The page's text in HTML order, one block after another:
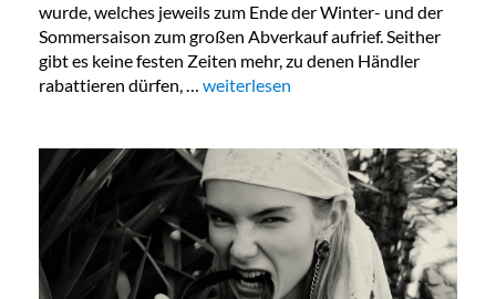
wurde, welches jeweils zum Ende der Winter- und der
Sommersaison zum großen Abverkauf aufrief. Seither
gibt es keine festen Zeiten mehr, zu denen Händler
rabattieren dürfen, … „Taschen Sonderverkauf in Köln,
weiterlesen